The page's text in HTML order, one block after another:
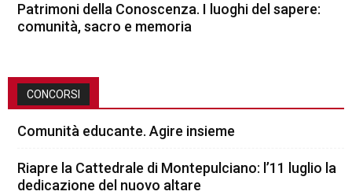
Patrimoni della Conoscenza. I luoghi del sapere:
comunità, sacro e memoria
CONCORSI
Comunità educante. Agire insieme
Riapre la Cattedrale di Montepulciano: l’11 luglio la
dedicazione del nuovo altare